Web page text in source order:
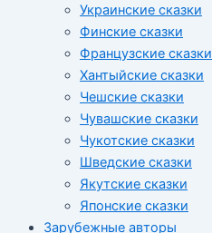
Украинские сказки
Финские сказки
Французские сказки
Хантыйские сказки
Чешские сказки
Чувашские сказки
Чукотские сказки
Шведские сказки
Якутские сказки
Японские сказки
Зарубежные авторы